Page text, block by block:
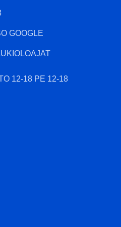
-
eri
jokainen
GOOGLE
12-18 PE 12-18